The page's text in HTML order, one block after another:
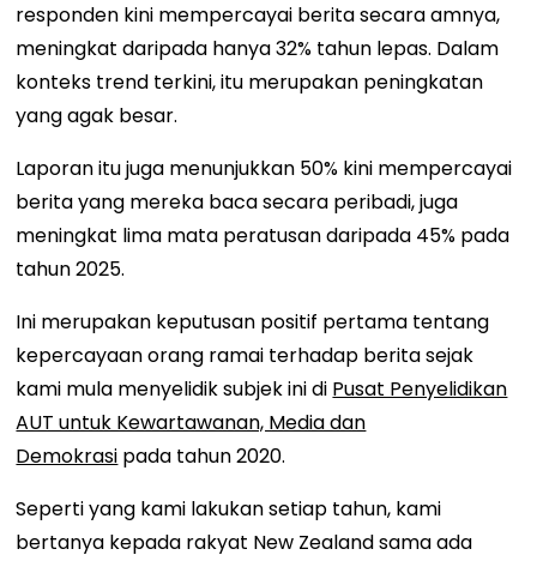
responden kini mempercayai berita secara amnya,
meningkat daripada hanya 32% tahun lepas. Dalam
konteks trend terkini, itu merupakan peningkatan
yang agak besar.
Laporan itu juga menunjukkan 50% kini mempercayai
berita yang mereka baca secara peribadi, juga
meningkat lima mata peratusan daripada 45% pada
tahun 2025.
Ini merupakan keputusan positif pertama tentang
kepercayaan orang ramai terhadap berita sejak
kami mula menyelidik subjek ini di Pusat Penyelidikan
AUT untuk Kewartawanan, Media dan
Demokrasi pada tahun 2020.
Seperti yang kami lakukan setiap tahun, kami
bertanya kepada rakyat New Zealand sama ada